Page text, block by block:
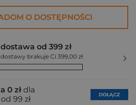
O DOSTĘPNOŚCI
od 399 zł
brakuje Ci 399,00 zł
0 zł dla
99 zł
DOŁĄCZ